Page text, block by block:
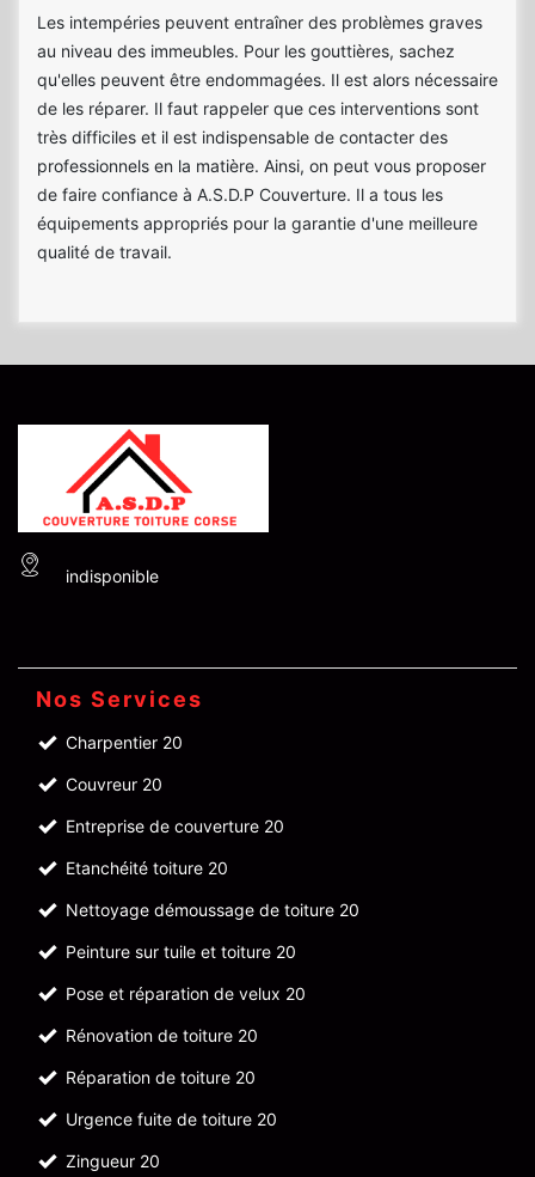
Les intempéries peuvent entraîner des problèmes graves
au niveau des immeubles. Pour les gouttières, sachez
qu'elles peuvent être endommagées. Il est alors nécessaire
de les réparer. Il faut rappeler que ces interventions sont
très difficiles et il est indispensable de contacter des
professionnels en la matière. Ainsi, on peut vous proposer
de faire confiance à A.S.D.P Couverture. Il a tous les
équipements appropriés pour la garantie d'une meilleure
qualité de travail.
indisponible
Nos Services
Charpentier 20
Couvreur 20
Entreprise de couverture 20
Etanchéité toiture 20
Nettoyage démoussage de toiture 20
Peinture sur tuile et toiture 20
Pose et réparation de velux 20
Rénovation de toiture 20
Réparation de toiture 20
Urgence fuite de toiture 20
Zingueur 20